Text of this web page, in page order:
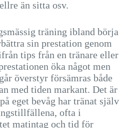
än sitta osv.
träning ibland börja
sin prestation genom
tips från en tränare eller
öka något men
överstyr försämras både
med tiden markant. Det är
eget bevåg har tränat själv
ofta i
matintag och tid för